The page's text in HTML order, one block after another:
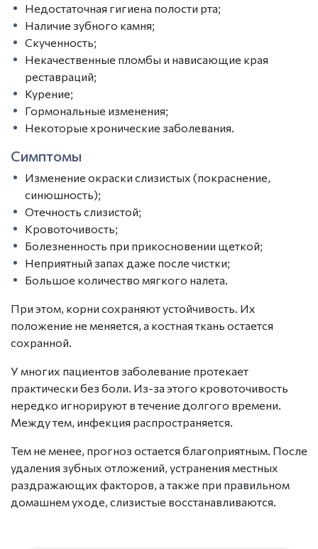
Недостаточная гигиена полости рта;
Наличие зубного камня;
Скученность;
Некачественные пломбы и нависающие края
реставраций;
Курение;
Гормональные изменения;
Некоторые хронические заболевания.
Симптомы
Изменение окраски слизистых (покраснение,
синюшность);
Отечность слизистой;
Кровоточивость;
Болезненность при прикосновении щеткой;
Неприятный запах даже после чистки;
Большое количество мягкого налета.
При этом, корни сохраняют устойчивость. Их
положение не меняется, а костная ткань остается
сохранной.
У многих пациентов заболевание протекает
практически без боли. Из-за этого кровоточивость
нередко игнорируют в течение долгого времени.
Между тем, инфекция распространяется.
Тем не менее, прогноз остается благоприятным. После
удаления зубных отложений, устранения местных
раздражающих факторов, а также при правильном
домашнем уходе, слизистые восстанавливаются.